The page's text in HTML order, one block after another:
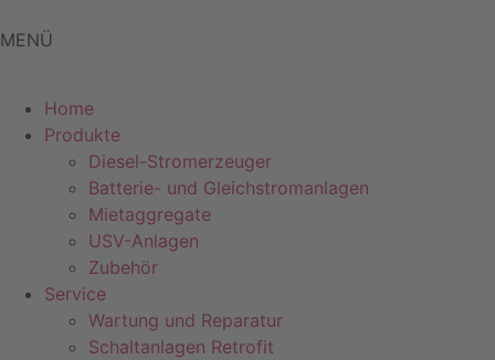
Inhalt
MENÜ
Home
Produkte
Diesel-Stromerzeuger
Batterie- und Gleichstromanlagen
Mietaggregate
USV-Anlagen
Zubehör
Service
Wartung und Reparatur
Schaltanlagen Retrofit